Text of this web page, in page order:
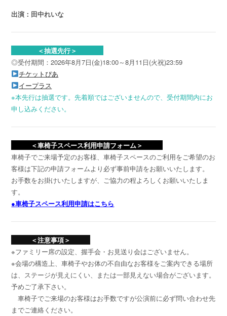
出演：田中れいな
＜抽選先行＞
◎受付期間：2026年8月7日(金)18:00～8月11日(火祝)23:59
チケットぴあ
イープラス
※本先行は抽選です。先着順ではございませんので、受付期間内にお
申し込みください。
＜車椅子スペース利用申請フォーム＞
車椅子でご来場予定のお客様、車椅子スペースのご利用をご希望のお
客様は下記の申請フォームより必ず事前申請をお願いいたします。
お手数をお掛けいたしますが、ご協力の程よろしくお願いいたしま
す。
●車椅子スペース利用申請はこちら
＜注意事項＞
※ファミリー席の設定、握手会・お見送り会はございません。
※会場の構造上、車椅子やお体の不自由なお客様をご案内できる場所
は、ステージが見えにくい、または一部見えない場合がございます。
予めご了承下さい。
車椅子でご来場のお客様はお手数ですが公演前に必ず問い合わせ先
までご連絡ください。